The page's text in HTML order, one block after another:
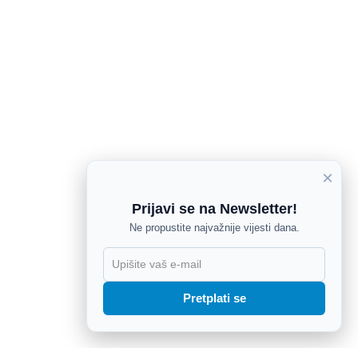
×
Prijavi se na Newsletter!
Ne propustite najvažnije vijesti dana.
Pretplati se